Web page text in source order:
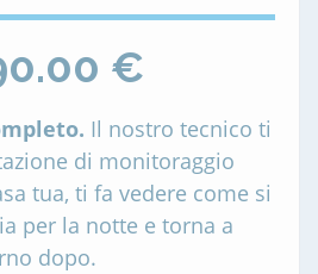
€
Il nostro tecnico ti
di monitoraggio
tua, ti fa vedere come si
per la notte e torna a
dopo.